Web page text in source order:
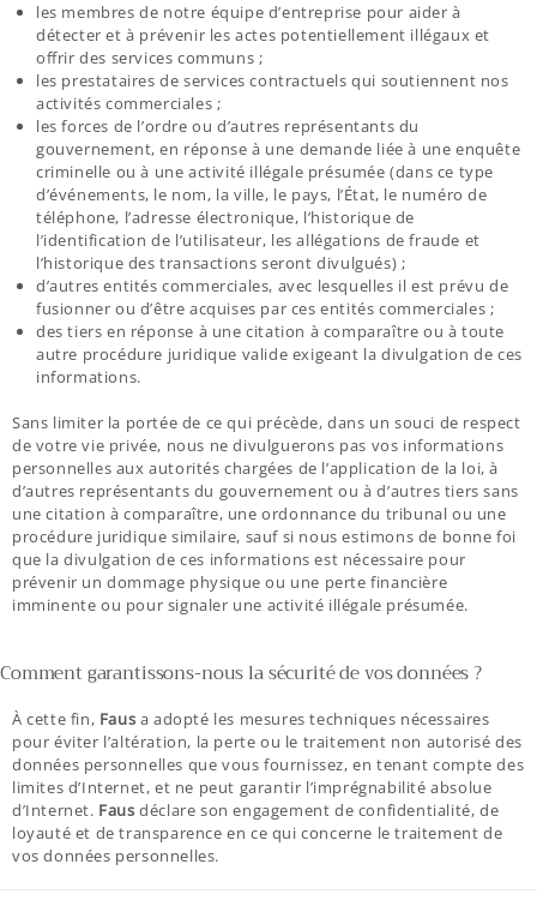
les membres de notre équipe d’entreprise pour aider à
détecter et à prévenir les actes potentiellement illégaux et
offrir des services communs ;
les prestataires de services contractuels qui soutiennent nos
activités commerciales ;
les forces de l’ordre ou d’autres représentants du
gouvernement, en réponse à une demande liée à une enquête
criminelle ou à une activité illégale présumée (dans ce type
d’événements, le nom, la ville, le pays, l’État, le numéro de
téléphone, l’adresse électronique, l’historique de
l’identification de l’utilisateur, les allégations de fraude et
l’historique des transactions seront divulgués) ;
d’autres entités commerciales, avec lesquelles il est prévu de
fusionner ou d’être acquises par ces entités commerciales ;
des tiers en réponse à une citation à comparaître ou à toute
autre procédure juridique valide exigeant la divulgation de ces
informations.
Sans limiter la portée de ce qui précède, dans un souci de respect
de votre vie privée, nous ne divulguerons pas vos informations
personnelles aux autorités chargées de l’application de la loi, à
d’autres représentants du gouvernement ou à d’autres tiers sans
une citation à comparaître, une ordonnance du tribunal ou une
procédure juridique similaire, sauf si nous estimons de bonne foi
que la divulgation de ces informations est nécessaire pour
prévenir un dommage physique ou une perte financière
imminente ou pour signaler une activité illégale présumée.
Comment garantissons-nous la sécurité de vos données ?
À cette fin, Faus a adopté les mesures techniques nécessaires
pour éviter l’altération, la perte ou le traitement non autorisé des
données personnelles que vous fournissez, en tenant compte des
limites d’Internet, et ne peut garantir l’imprégnabilité absolue
d’Internet. Faus déclare son engagement de confidentialité, de
loyauté et de transparence en ce qui concerne le traitement de
vos données personnelles.